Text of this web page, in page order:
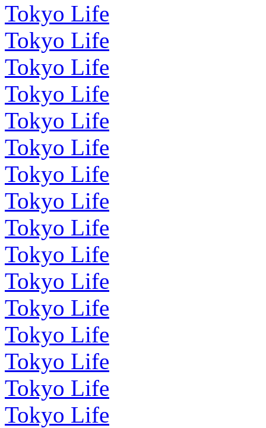
Tokyo Life
Tokyo Life
Tokyo Life
Tokyo Life
Tokyo Life
Tokyo Life
Tokyo Life
Tokyo Life
Tokyo Life
Tokyo Life
Tokyo Life
Tokyo Life
Tokyo Life
Tokyo Life
Tokyo Life
Tokyo Life